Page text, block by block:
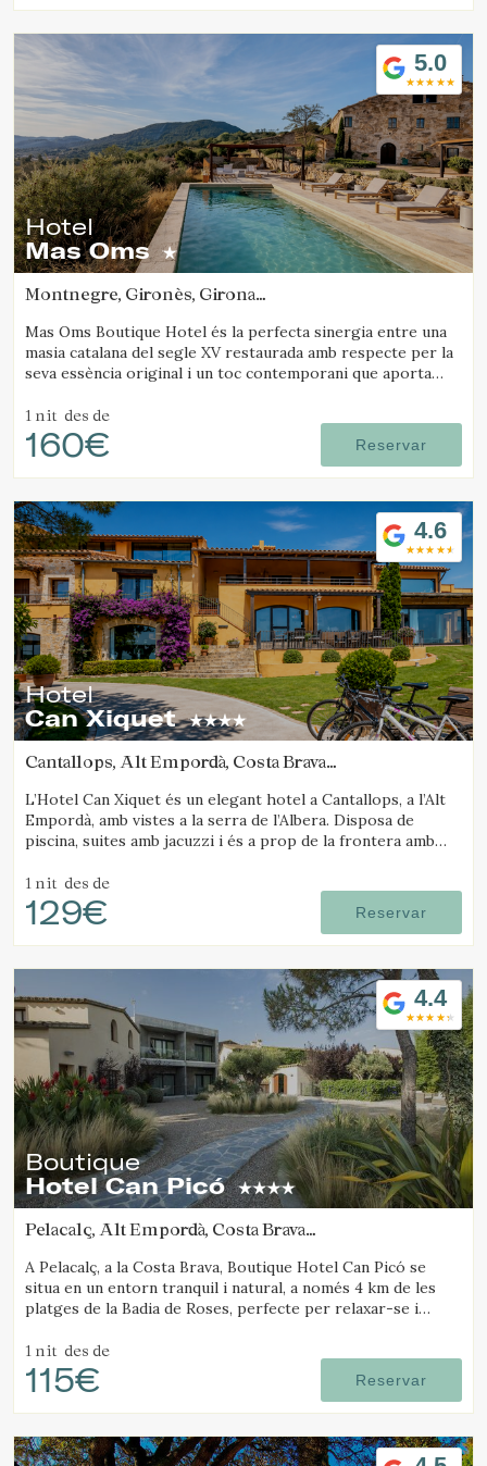
5.0
Hotel
Mas Oms
Montnegre, Gironès, Girona
Mas Oms Boutique Hotel és la perfecta sinergia entre una
masia catalana del segle XV restaurada amb respecte per la
seva essència original i un toc contemporani que aporta
Natural de les Gavarres, aquest hotel rural amb encant
ofereix calma absoluta i vistes espectaculars, garantint una
estada en plena connexió amb la natura a la Costa Brava.
L’hotel disposa de 6 habitacions decorades amb cura,
piscina climatitzada, restaurant propi, pista de petanca,
zona chill-out, serveis de massatge i ioga, lloguer de
bicicletes i instal·lacions especialitzades per a ciclistes.
1 nit des de
160€ Reservar
4.6
Hotel
Can Xiquet
Cantallops, Alt Empordà, Costa Brava
L’Hotel Can Xiquet és un elegant hotel a Cantallops, a l’Alt
Empordà, amb vistes a la serra de l’Albera. Disposa de
piscina, suites amb jacuzzi i és a prop de la frontera amb
1 nit des de
129€ Reservar
4.4
Boutique
Hotel Can Picó
Pelacalç, Alt Empordà, Costa Brava
A Pelacalç, a la Costa Brava, Boutique Hotel Can Picó se
situa en un entorn tranquil i natural, a només 4 km de les
platges de la Badia de Roses, perfecte per relaxar-se i
1 nit des de
115€ Reservar